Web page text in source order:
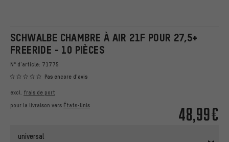
SCHWALBE CHAMBRE À AIR 21F POUR 27,5+
FREERIDE - 10 PIÈCES
N° d'article: 71775
Pas encore d'avis
48,99€
excl. frais de port
pour la livraison vers États-Unis
universal